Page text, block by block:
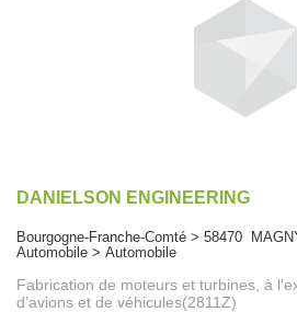
DANIELSON ENGINEERING
Bourgogne-Franche-Comté > 58470
Automobile > Automobile
Fabrication de moteurs et turbines, à
d’avions et de véhicules(2811Z)